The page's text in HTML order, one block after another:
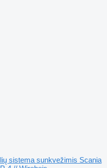
sistema sunkvežimis Scania